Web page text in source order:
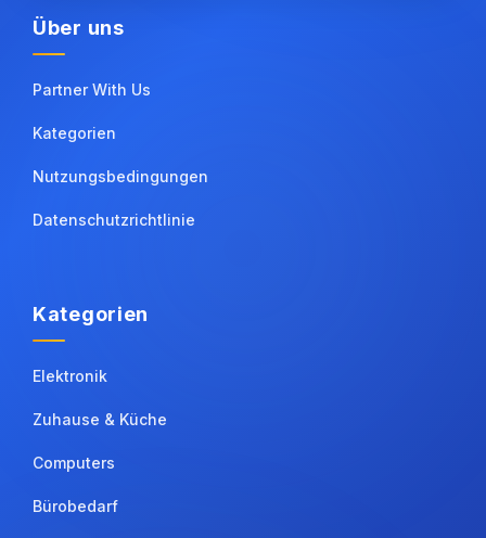
Über uns
Partner With Us
Kategorien
Nutzungsbedingungen
Datenschutzrichtlinie
Kategorien
Elektronik
Zuhause & Küche
Computers
Bürobedarf